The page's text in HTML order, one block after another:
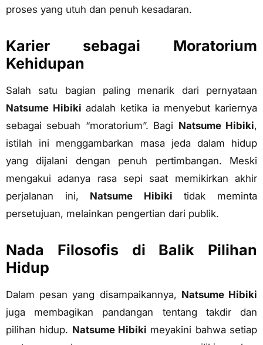
proses yang utuh dan penuh kesadaran.
Karier sebagai Moratorium
Kehidupan
Salah satu bagian paling menarik dari pernyataan
Natsume Hibiki adalah ketika ia menyebut kariernya
sebagai sebuah “moratorium”. Bagi Natsume Hibiki,
istilah ini menggambarkan masa jeda dalam hidup
yang dijalani dengan penuh pertimbangan. Meski
mengakui adanya rasa sepi saat memikirkan akhir
perjalanan ini, Natsume Hibiki tidak meminta
persetujuan, melainkan pengertian dari publik.
Nada Filosofis di Balik Pilihan
Hidup
Dalam pesan yang disampaikannya, Natsume Hibiki
juga membagikan pandangan tentang takdir dan
pilihan hidup. Natsume Hibiki meyakini bahwa setiap